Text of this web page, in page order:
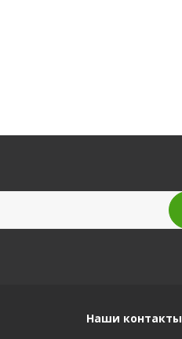
Наши контакты